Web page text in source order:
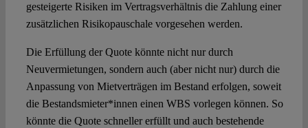
gesteigerte Risiken im Vertragsverhältnis die Zahlung einer
zusätzlichen Risikopauschale vorgesehen werden.
Die Erfüllung der Quote könnte nicht nur durch
Neuvermietungen, sondern auch (aber nicht nur) durch die
Anpassung von Mietverträgen im Bestand erfolgen, soweit
die Bestandsmieter*innen einen WBS vorlegen können. So
könnte die Quote schneller erfüllt und auch bestehende